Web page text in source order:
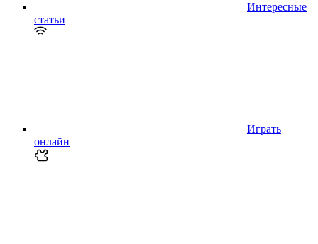
Интересные
статьи
Играть
онлайн